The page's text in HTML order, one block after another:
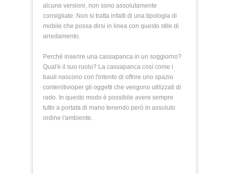
alcune versioni, non sono assolutamente
consigliate. Non si tratta infatti di una tipologia di
mobile che possa dirsi in linea con questo stile di
arredamento.
Perchè inserire una cassapanca in un soggiorno?
Qual'è il suo ruolo? La cassapanca così come i
bauli nascono con l'intento di offrire uno spazio
contenitivioper gli oggetti che vengono utilizzati di
rado. In questo modo è possibile avere sempre
tutto a portata di mano tenendo però in assoluto
ordine l'ambiente.